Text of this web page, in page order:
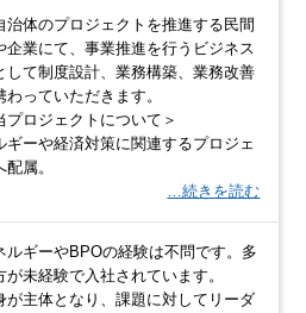
治体のプロジェクトを推進する民間
企業にて、事業推進を行うビジネス
して制度設計、業務構築、業務改善
わっていただきます。
プロジェクトについて＞
ギーや経済対策に関連するプロジェ
配属。
…続きを読む
ギーやBPOの経験は不問です。多
が未経験で入社されています。
が主体となり、課題に対してリーダ